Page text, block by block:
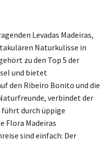
Levadas Madeiras,
Naturkulisse in
zu den Top 5 der
und bietet
den Ribeiro Bonito und die
verbindet der
führt durch üppige
Flora Madeiras
sind einfach: Der